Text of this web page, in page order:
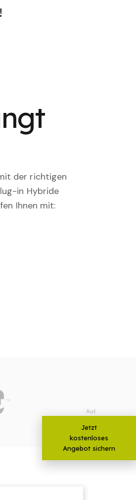
der richtigen
in Hybride
Ihnen mit:
Jetzt
kostenloses
Angebot sichern